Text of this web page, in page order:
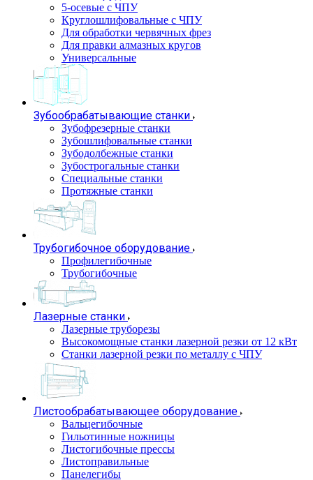
5-осевые с ЧПУ
Круглошлифовальные с ЧПУ
Для обработки червячных фрез
Для правки алмазных кругов
Универсальные
Зубообрабатывающие станки
Зубофрезерные станки
Зубошлифовальные станки
Зубодолбежные станки
Зубострогальные станки
Специальные станки
Протяжные станки
Трубогибочное оборудование
Профилегибочные
Трубогибочные
Лазерные станки
Лазерные труборезы
Высокомощные станки лазерной резки от 12 кВт
Станки лазерной резки по металлу с ЧПУ
Листообрабатывающее оборудование
Вальцегибочные
Гильотинные ножницы
Листогибочные прессы
Листоправильные
Панелегибы